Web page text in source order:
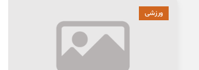
ورزشی